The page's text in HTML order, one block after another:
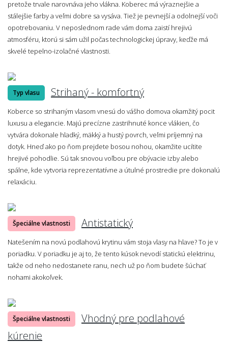
pretože trvale narovnáva jeho vlákna. Koberec má výraznejšie a
stálejšie farby a veľmi dobre sa vysáva. Tiež je pevnejší a odolnejší voči
opotrebovaniu. V neposlednom rade vám doma zaistí hrejivú
atmosféru, ktorú si sám užil počas technologickej úpravy, keďže má
skvelé tepelno-izolačné vlastnosti.
Typ vlasu Strihaný - komfortný
Koberce so strihaným vlasom vnesú do vášho domova okamžitý pocit
luxusu a elegancie. Majú precízne zastrihnuté konce vlákien, čo
vytvára dokonale hladký, mäkký a hustý povrch, veľmi príjemný na
dotyk. Hneď ako po ňom prejdete bosou nohou, okamžite ucítite
hrejivé pohodlie. Sú tak snovou voľbou pre obývacie izby alebo
spálne, kde vytvoria reprezentatívne a útulné prostredie pre dokonalú
relaxáciu.
Špeciálne vlastnosti Antistatický
Natešením na novú podlahovú krytinu vám stoja vlasy na hlave? To je v
poriadku. V poriadku je aj to, že tento kúsok nevodí statickú elektrinu,
takže od neho nedostanete ranu, nech už po ňom budete šúchať
nohami akokoľvek.
Špeciálne vlastnosti
Vhodný pre podlahové
kúrenie